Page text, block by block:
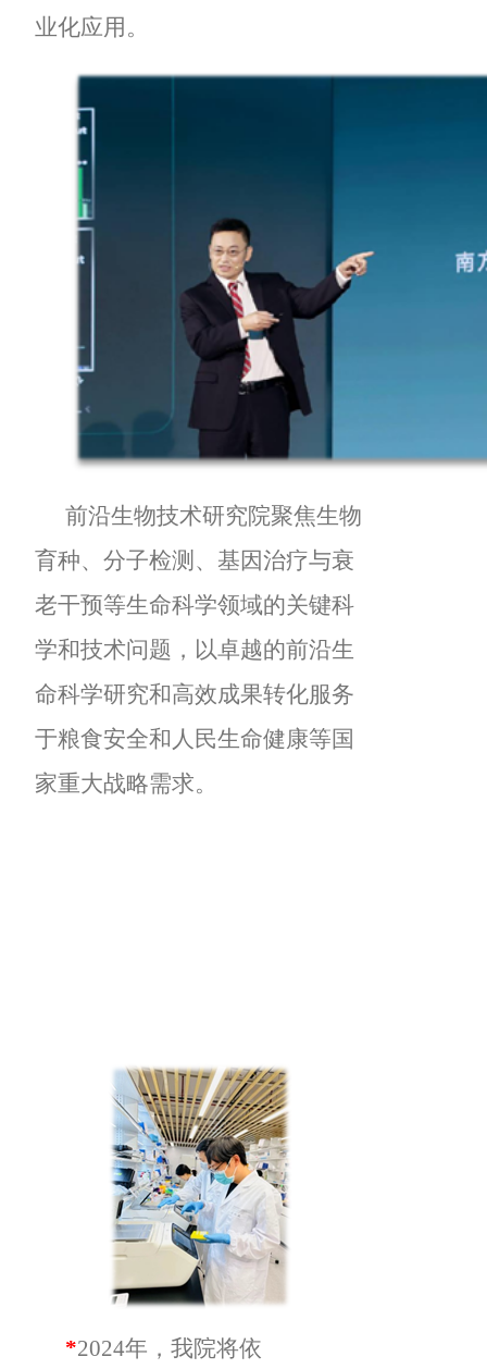
业化应用。
前沿生物技术研究院聚焦生物
育种、分子检测、基因治疗与衰
老干预等生命科学领域的关键科
学和技术问题，以卓越的前沿生
命科学研究和高效成果转化服务
于粮食安全和人民生命健康等国
家重大战略需求。
*2024年，我院将依